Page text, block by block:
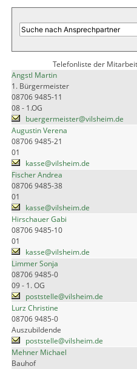
Telefonliste der
Angstl Martin
1. Bürgermeister
08706 9485-11
08 - 1.OG
buergermeister@vilsheim.de
Augustin Verena
08706 9485-21
01
kasse@vilsheim.de
Fischer Andrea
08706 9485-38
01
kasse@vilsheim.de
Hirschauer Gabi
08706 9485-10
01
kasse@vilsheim.de
Limmer Sonja
08706 9485-0
09 - 1. OG
poststelle@vilsheim.de
Lurz Christine
08706 9485-0
Auszubildende
poststelle@vilsheim.de
Mehner Michael
Bauhof